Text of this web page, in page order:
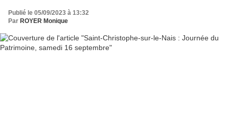
Publié le 05/09/2023 à 13:32
Par ROYER Monique